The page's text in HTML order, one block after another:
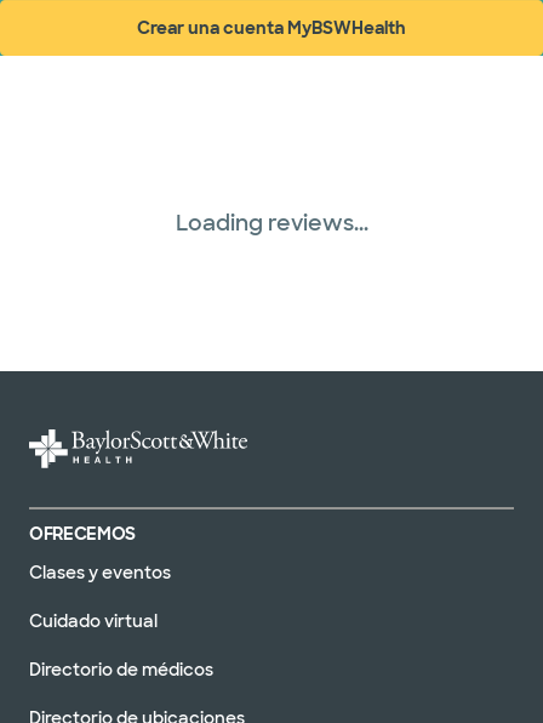
Crear una cuenta MyBSWHealth
(abre en ventana nueva)
Loading reviews...
OFRECEMOS
Clases y eventos
Cuidado virtual
Directorio de médicos
Directorio de ubicaciones